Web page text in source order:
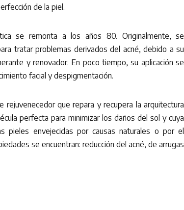
de la piel.
se remonta a los años 80. Originalmente, se
tratar problemas derivados del acné, debido a su
y renovador. En poco tiempo, su aplicación se
facial y despigmentación.
que repara y recupera la arquitectura
perfecta para minimizar los daños del sol y cuya
pieles envejecidas por causas naturales o por el
se encuentran: reducción del acné, de arrugas